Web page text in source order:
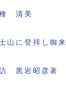
清美
山に登拝し御
訪 黒岩昭彦著